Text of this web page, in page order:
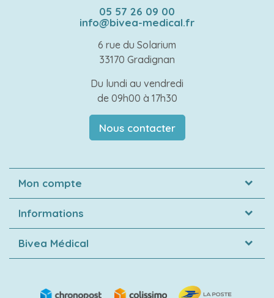
05 57 26 09 00
info@bivea-medical.fr
6 rue du Solarium
33170 Gradignan
Du lundi au vendredi
de 09h00 à 17h30
Nous contacter
Mon compte
Informations
Bivea Médical